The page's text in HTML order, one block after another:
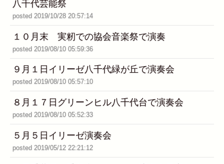
八千代芸能祭
posted 2019/10/28 20:57:14
１０月末 実籾での協会音楽祭で演奏
posted 2019/08/10 05:59:36
９月１日イリーゼ八千代緑が丘で演奏会
posted 2019/08/10 05:57:10
８月１７日グリーンヒル八千代台で演奏会
posted 2019/08/10 05:52:33
５月５日イリーゼ演奏会
posted 2019/05/12 22:21:12